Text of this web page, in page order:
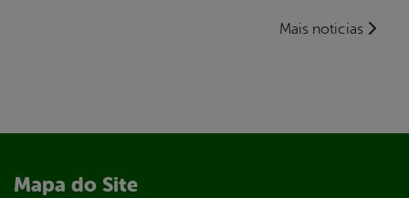
Mais noticias
Mapa do Site